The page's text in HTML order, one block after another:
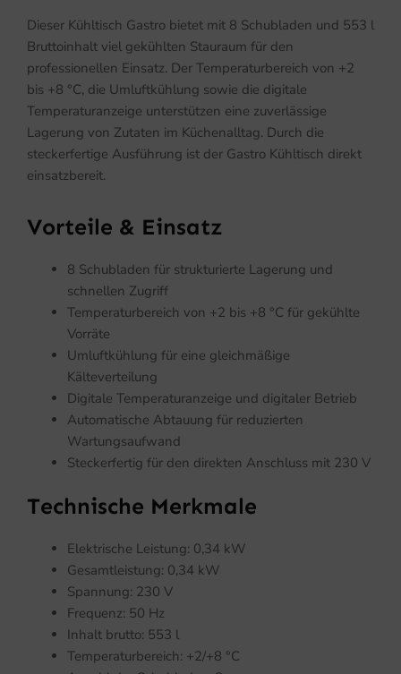
Dieser Kühltisch Gastro bietet mit 8 Schubladen und 553 l
Bruttoinhalt viel gekühlten Stauraum für den
professionellen Einsatz. Der Temperaturbereich von +2
bis +8 °C, die Umluftkühlung sowie die digitale
Temperaturanzeige unterstützen eine zuverlässige
Lagerung von Zutaten im Küchenalltag. Durch die
steckerfertige Ausführung ist der Gastro Kühltisch direkt
einsatzbereit.
Vorteile & Einsatz
8 Schubladen für strukturierte Lagerung und
schnellen Zugriff
Temperaturbereich von +2 bis +8 °C für gekühlte
Vorräte
Umluftkühlung für eine gleichmäßige
Kälteverteilung
Digitale Temperaturanzeige und digitaler Betrieb
Automatische Abtauung für reduzierten
Wartungsaufwand
Steckerfertig für den direkten Anschluss mit 230 V
Technische Merkmale
Elektrische Leistung: 0,34 kW
Gesamtleistung: 0,34 kW
Spannung: 230 V
Frequenz: 50 Hz
Inhalt brutto: 553 l
Temperaturbereich: +2/+8 °C